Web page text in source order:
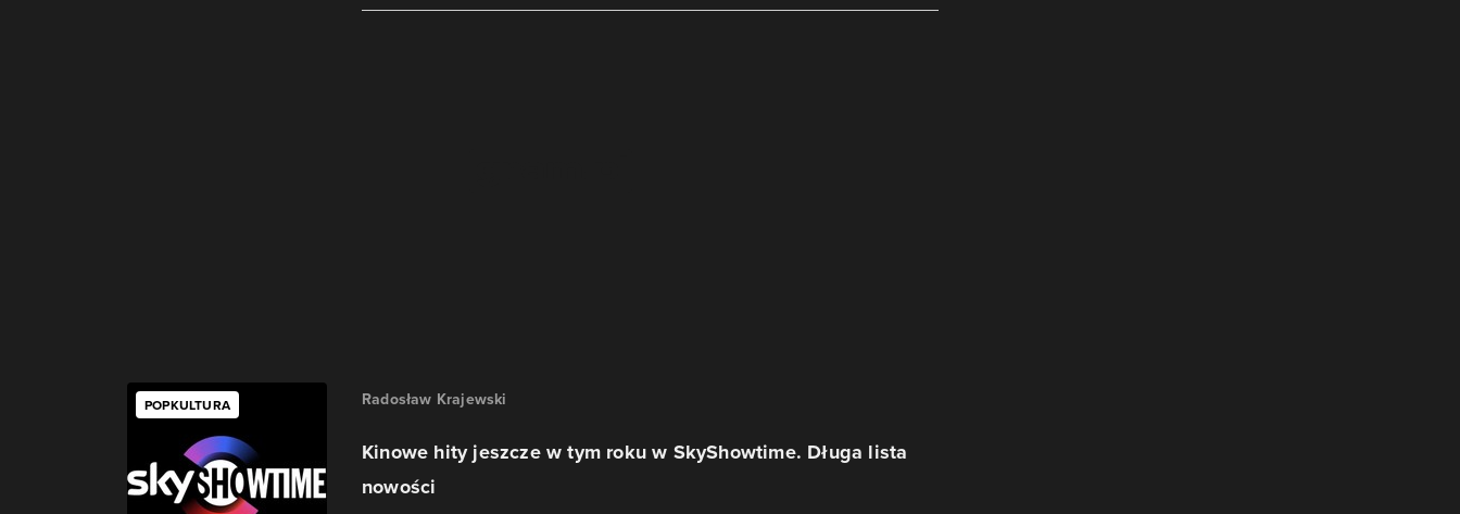
POPKULTURA Radosław Krajewski
Kinowe hity jeszcze w tym roku w SkyShowtime. Długa lista
nowości